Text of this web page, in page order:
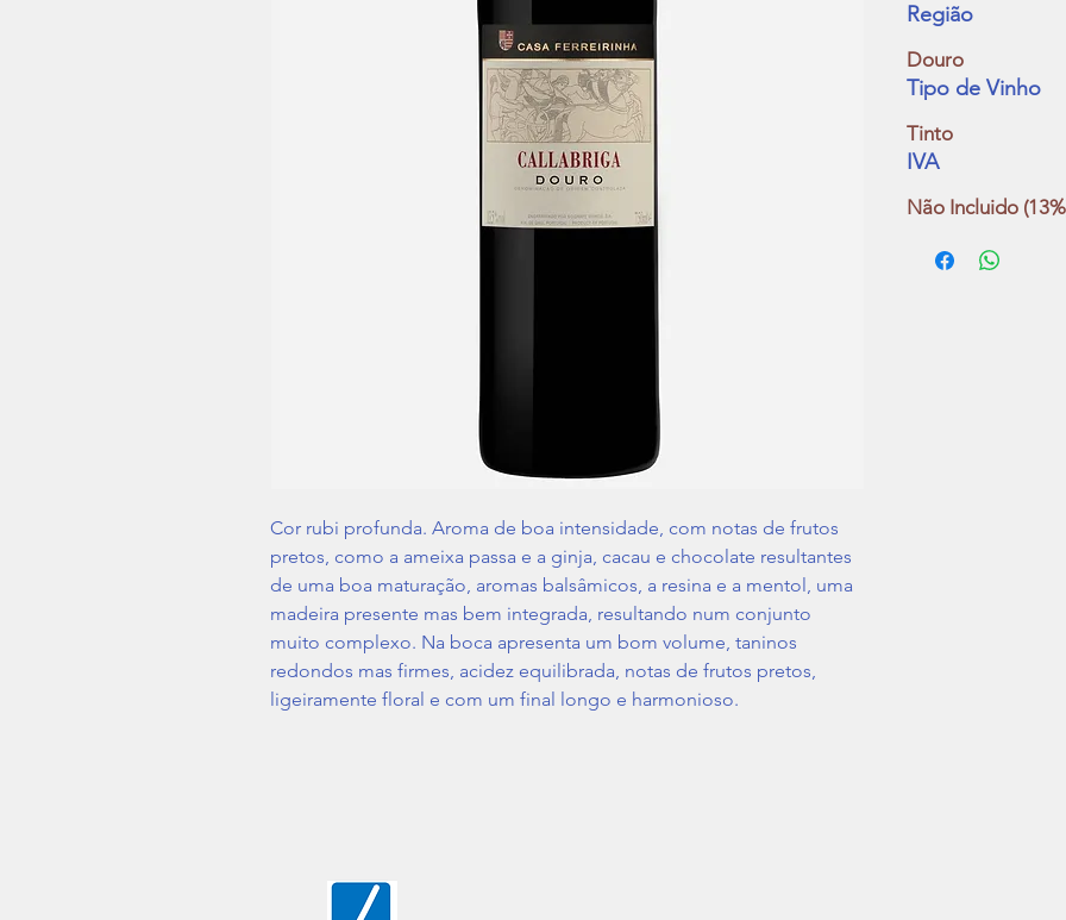
Cor rubi profunda. Aroma de boa intensidade, com notas de frutos
pretos, como a ameixa passa e a ginja, cacau e chocolate resultantes
de uma boa maturação, aromas balsâmicos, a resina e a mentol, uma
madeira presente mas bem integrada, resultando num conjunto
muito complexo. Na boca apresenta um bom volume, taninos
redondos mas firmes, acidez equilibrada, notas de frutos pretos,
ligeiramente floral e com um final longo e harmonioso.
Região
Douro
Tipo de Vinho
Tinto
IVA
Não Incluido